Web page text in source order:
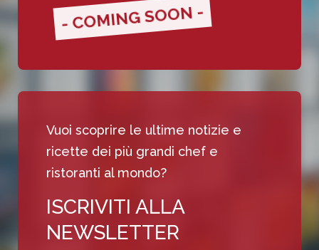
- COMING SOON -
Vuoi scoprire le ultime notizie e
ricette dei più grandi chef e
ristoranti al mondo?
ISCRIVITI ALLA
NEWSLETTER